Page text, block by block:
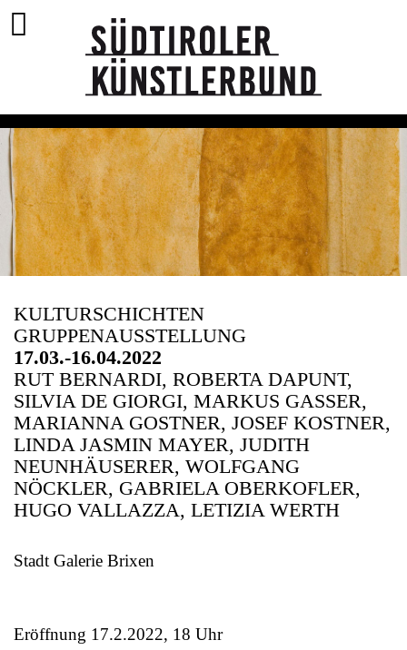
KULTURSCHICHTEN
GRUPPENAUSSTELLUNG
17.03.-16.04.2022
RUT BERNARDI, ROBERTA DAPUNT,
SILVIA DE GIORGI, MARKUS GASSER,
MARIANNA GOSTNER, JOSEF KOSTNER,
LINDA JASMIN MAYER, JUDITH
NEUNHÄUSERER, WOLFGANG
NÖCKLER, GABRIELA OBERKOFLER,
HUGO VALLAZZA, LETIZIA WERTH
Stadt Galerie Brixen
Eröffnung 17.2.2022, 18 Uhr